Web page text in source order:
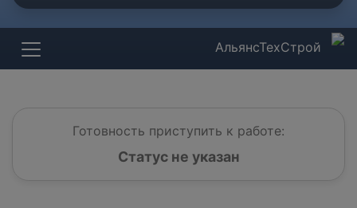
АльянсТехСтрой
Готовность приступить к работе:
Статус не указан